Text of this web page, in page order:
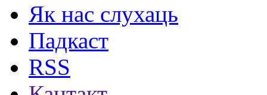
Як нас слухаць
Падкаст
RSS